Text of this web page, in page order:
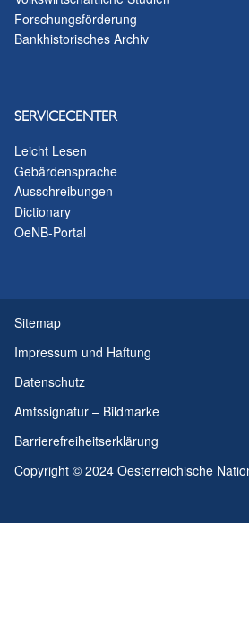
Forschungsförderung
Bankhistorisches Archiv
SERVICECENTER
Leicht Lesen
Gebärdensprache
Ausschreibungen
Dictionary
OeNB-Portal
Sitemap
Impressum und Haftung
Datenschutz
Amtssignatur – Bildmarke
Barrierefreiheitserklärung
Copyright © 2024 Oesterreichische